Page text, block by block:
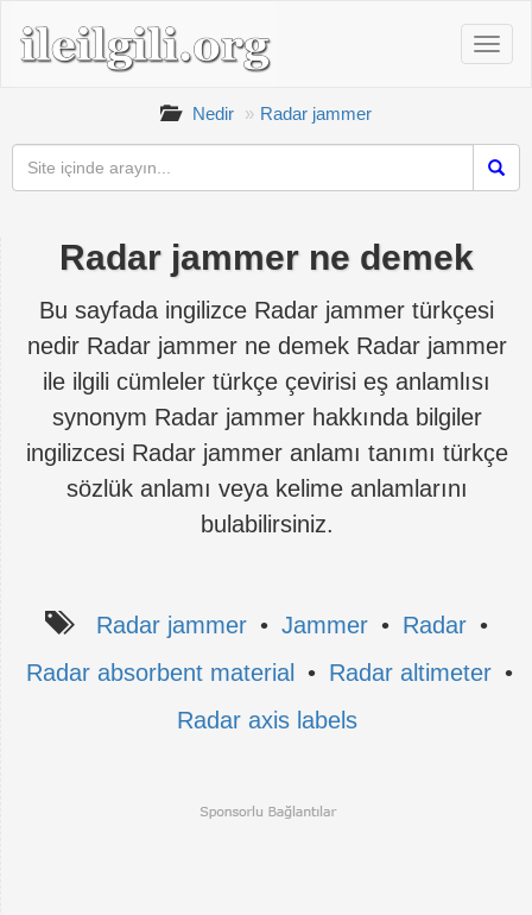
Nedir Radar jammer
Radar jammer ne demek
Bu sayfada ingilizce Radar jammer türkçesi
nedir Radar jammer ne demek Radar jammer
ile ilgili cümleler türkçe çevirisi eş anlamlısı
synonym Radar jammer hakkında bilgiler
ingilizcesi Radar jammer anlamı tanımı türkçe
sözlük anlamı veya kelime anlamlarını
bulabilirsiniz.
Radar jammer • Jammer • Radar •
Radar absorbent material
• Radar altimeter •
Radar axis labels